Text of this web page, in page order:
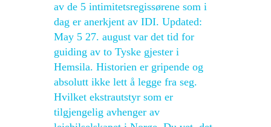
av de 5 intimitetsregissørene som i
dag er anerkjent av IDI. Updated:
May 5 27. august var det tid for
guiding av to Tyske gjester i
Hemsila. Historien er gripende og
absolutt ikke lett å legge fra seg.
Hvilket ekstrautstyr som er
tilgjengelig avhenger av